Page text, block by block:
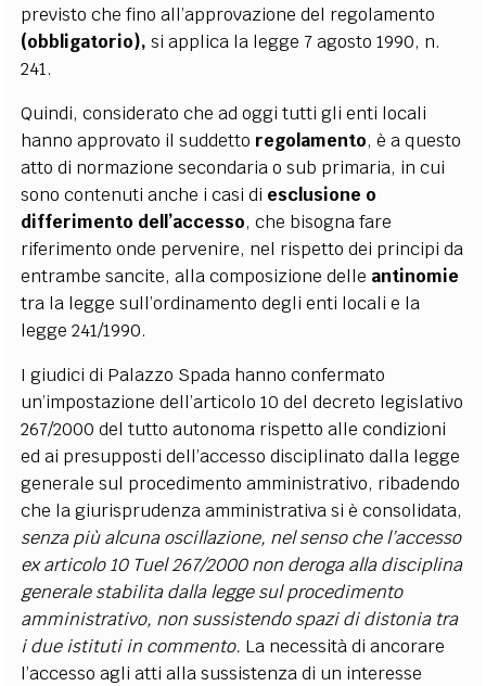
previsto che fino all’approvazione del regolamento
(obbligatorio),si applica la legge 7 agosto 1990, n.
241.
Quindi, considerato che ad oggi tutti gli enti locali
hanno approvato il suddetto regolamento, è a questo
atto di normazione secondaria o sub primaria, in cui
sono contenuti anche i casi di esclusione o
differimento dell’accesso, che bisogna fare
riferimento onde pervenire, nel rispetto dei principi da
entrambe sancite, alla composizione delle antinomie
tra la legge sull’ordinamento degli enti locali e la
legge 241/1990.
I giudici di Palazzo Spada hannoconfermato
un’impostazione dell’articolo 10 del decreto legislativo
267/2000 del tutto autonoma rispetto alle condizioni
ed ai presupposti dell’accesso disciplinato dalla legge
generale sul procedimento amministrativo, ribadendo
che la giurisprudenza amministrativa si è consolidata,
senza più alcuna oscillazione, nel senso che l’accesso
ex articolo 10 Tuel 267/2000 non deroga alla disciplina
generale stabilita dalla legge sul procedimento
amministrativo, non sussistendo spazi di distonia tra
i due istituti in commento. La necessità di ancorare
l’accesso agli atti alla sussistenza di un interesse